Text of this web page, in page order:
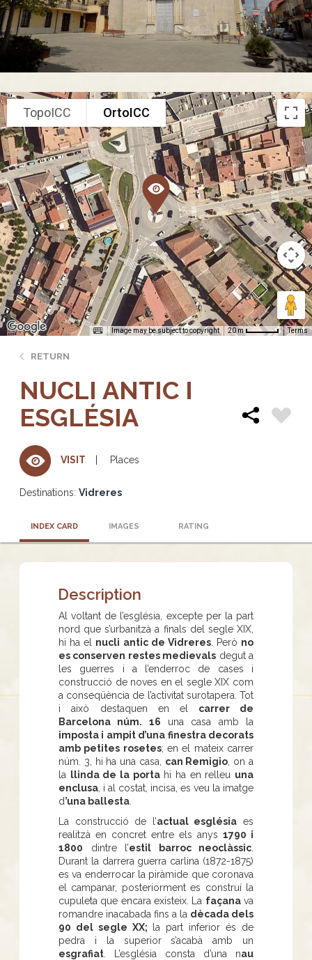
TopoICC OrtoICC
Image may be subject to copyright 20 m Terms
RETURN
NUCLI ANTIC I
ESGLÉSIA
VISIT Places
Destinations: Vidreres
INDEX CARD IMAGES RATING
Description
Al voltant de l’església, excepte per la part
nord que s’urbanitzà a finals del segle XIX,
hi ha el nucli antic de Vidreres. Però no
es conserven restes medievals degut a
les guerres i a l’enderroc de cases i
construcció de noves en el segle XIX com
a conseqüència de l’activitat surotapera. Tot
i això destaquen en el
carrer de
Barcelona núm. 16 una casa amb la
imposta i ampit d’una finestra decorats
amb petites rosetes; en el mateix carrer
núm. 3, hi ha una casa, can Remigio , on a
la
llinda de la portahi ha en relleu una
enclusa , i al costat, incisa, es veu la imatge
d’una ballesta
La construcció de l’actual església es
realitzà en concret entre els anys 1790 i
1800 dintre l’estil barroc neoclàssic
Durant la darrera guerra carlina (1872-1875)
es va enderrocar la piràmide que coronava
el campanar, posteriorment es construí la
cupuleta que encara existeix. La façanava
romandre inacabada fins a la dècada dels
90 del segle XX;
la part inferior és de
pedra i la superior s’acabà amb un
esgrafiat . L’església consta d’una nau